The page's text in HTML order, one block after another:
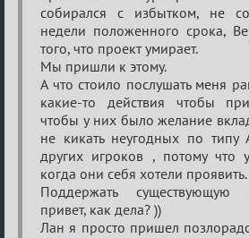
собирался с избытком, не
недели положенного срока,
того, что проект умирает.
Мы пришли к этому.
А что стоило послушать меня
какие-то действия чтобы
чтобы у них было желание
не кикать неугодных по типу
других игроков , потому что
когда они себя хотели проявить.
Поддержать существующую
привет, как дела? ))
Лан я просто пришел